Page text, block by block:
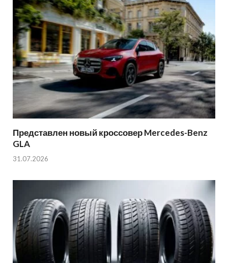
Представлен новый кроссовер Mercedes-Benz
GLA
31.07.2026